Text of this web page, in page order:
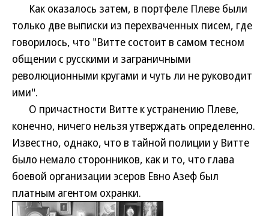
Как оказалось затем, в портфеле Плеве были
только две выписки из перехваченных писем, где
говорилось, что "Витте состоит в самом тесном
общении с русскими и заграничными
революционными кругами и чуть ли не руководит
ими".
О причастности Витте к устранению Плеве,
конечно, ничего нельзя утверждать определенно.
Известно, однако, что в тайной полиции у Витте
было немало сторонников, как и то, что глава
боевой организации эсеров Евно Азеф был
платным агентом охранки.